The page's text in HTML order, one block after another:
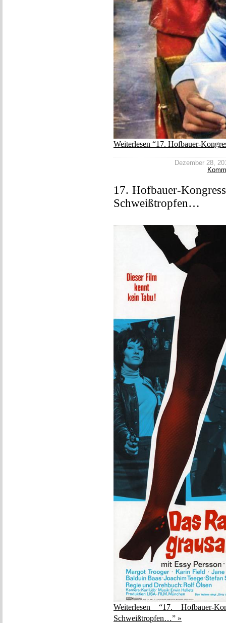
Weiterlesen “17. Hofbauer-
Dezember 28,
17. Hofbauer-
Schweißtropfen…
Weiterlesen “17. Hofbauer-
Schweißtropfen…” »